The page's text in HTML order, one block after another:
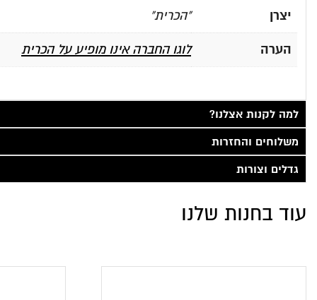
יצרן "הכרית"
הערה לוגו החברה אינו מופיע על הכרית
למה לקנות אצלנו?
משלוחים והחזרות
גדלים וצורות
עוד בחנות שלנו